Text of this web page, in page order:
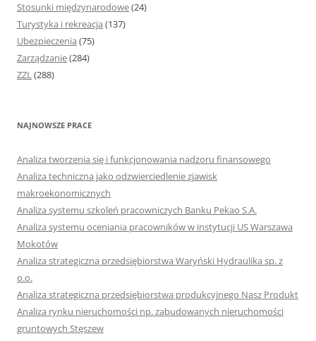
Stosunki międzynarodowe(24)
Turystyka i rekreacja (137)
Ubezpieczenia (75)
Zarządzanie(284)
ZZL(288)
NAJNOWSZE PRACE
Analiza tworzenia się i funkcjonowania nadzoru finansowego
Analiza techniczna jako odzwierciedlenie zjawisk
makroekonomicznych
Analiza systemu szkoleń pracowniczych Banku Pekao S.A.
Analiza systemu oceniania pracowników w instytucji US Warszawa
Mokotów
Analiza strategiczna przedsiębiorstwa Waryński Hydraulika sp. z
o.o.
Analiza strategiczna przedsiębiorstwa produkcyjnego Nasz Produkt
Analiza rynku nieruchomości np. zabudowanych nieruchomości
gruntowych Stęszew